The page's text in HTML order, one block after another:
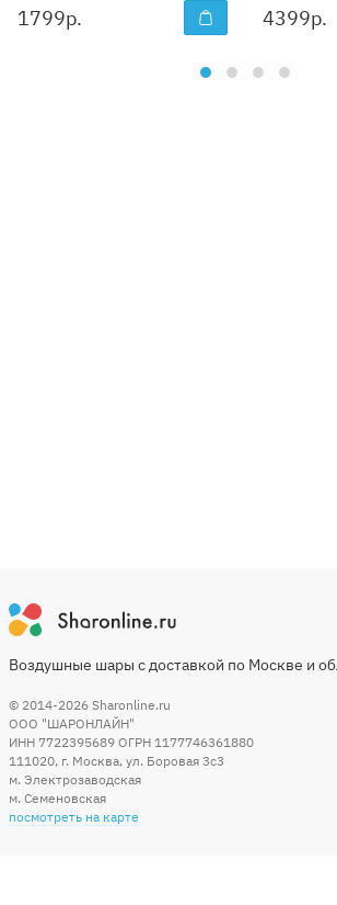
1799р. 4399р.
Воздушные шары с доставкой по Москве и
© 2014-2026 Sharonline.ru
ООО "ШАРОНЛАЙН"
ИНН 7722395689 ОГРН 1177746361880
111020, г. Москва, ул. Боровая 3c3
м. Электрозаводская
м. Семеновская
посмотреть на карте